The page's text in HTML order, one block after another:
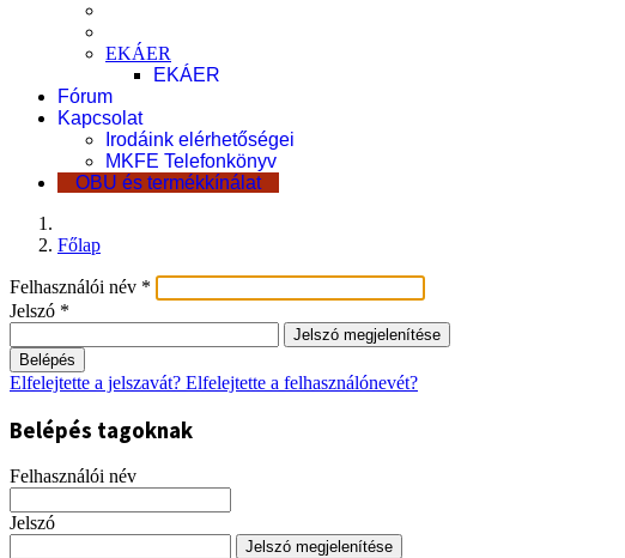
EKÁER
EKÁER
Fórum
Kapcsolat
Irodáink elérhetőségei
MKFE Telefonkönyv
OBU és termékkínálat
Főlap
Felhasználói név *
Jelszó *
Jelszó megjelenítése
Belépés
Elfelejtette a jelszavát? Elfelejtette a felhasználónevét?
Belépés tagoknak
Felhasználói név
Jelszó
Jelszó megjelenítése